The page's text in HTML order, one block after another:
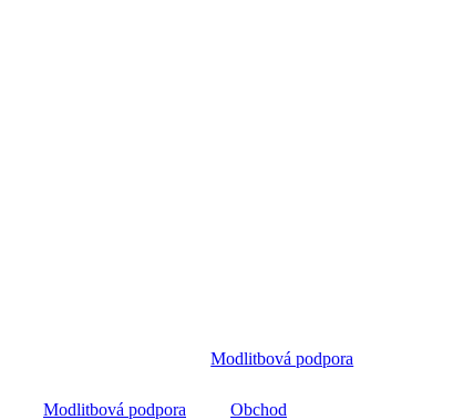
Modlitbová podpora
Modlitbová podpora Obchod